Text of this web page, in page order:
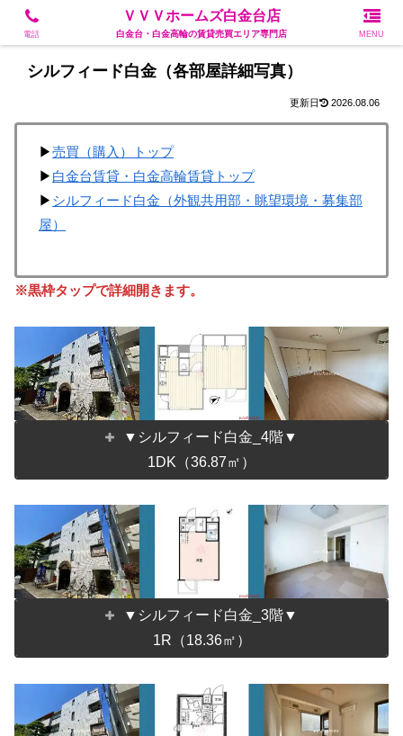
シルフィード白金（各部屋詳細写真）
2026.08.06
▶売買（購入）トップ
▶ 白金台賃貸・白金高輪賃貸トップ
▶ シルフィード白金（外観共用部・眺望環境・募集部
屋）
※黒枠タップで詳細開きます。
▼シルフィード白金_4階▼
1DK（36.87㎡）
▼シルフィード白金_3階▼
1R（18.36㎡）
電話
ＶＶＶホームズ白金台店
白金台・白金高輪の賃貸売買エリア専門店 MENU